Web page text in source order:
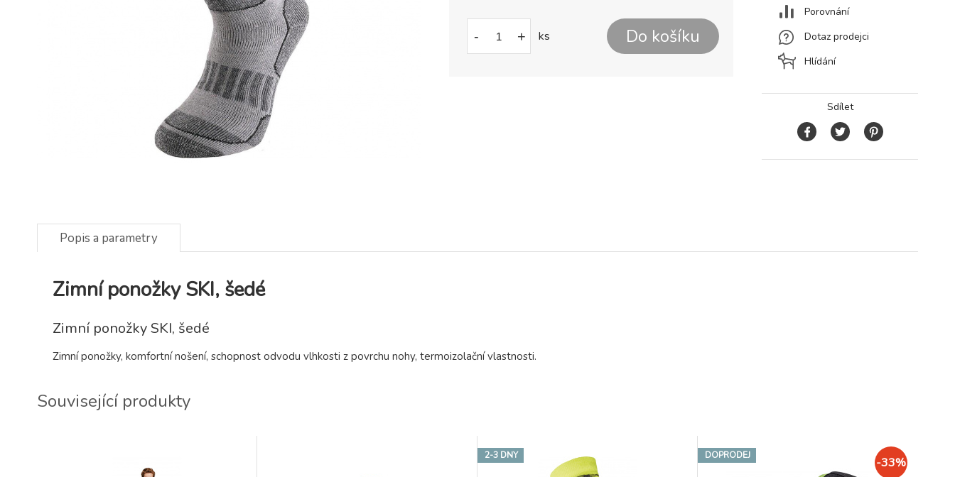
- + ks Do košíku
Porovnání
Dotaz prodejci
Hlídání
Sdílet
Popis a parametry
Zimní ponožky SKI, šedé
Zimní ponožky SKI, šedé
Zimní ponožky, komfortní nošení, schopnost odvodu vlhkosti z povrchu nohy, termoizolační vlastnosti.
Související produkty
2-3 DNY DOPRODEJ -33%